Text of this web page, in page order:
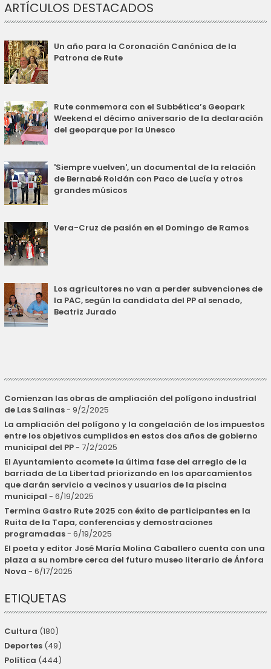
ARTÍCULOS DESTACADOS
Un año para la Coronación Canónica de la
Patrona de Rute
Rute conmemora con el Subbética’s Geopark
Weekend el décimo aniversario de la declaración
del geoparque por la Unesco
'Siempre vuelven', un documental de la relación
de Bernabé Roldán con Paco de Lucía y otros
grandes músicos
Vera-Cruz de pasión en el Domingo de Ramos
Los agricultores no van a perder subvenciones de
la PAC, según la candidata del PP al senado,
Beatriz Jurado
Comienzan las obras de ampliación del polígono industrial
de Las Salinas- 9/2/2025
La ampliación del polígono y la congelación de los impuestos
entre los objetivos cumplidos en estos dos años de gobierno
municipal del PP- 7/2/2025
El Ayuntamiento acomete la última fase del arreglo de la
barriada de La Libertad priorizando en los aparcamientos
que darán servicio a vecinos y usuarios de la piscina
municipal - 6/19/2025
Termina Gastro Rute 2025 con éxito de participantes en la
Ruita de la Tapa, conferencias y demostraciones
programadas- 6/19/2025
El poeta y editor José María Molina Caballero cuenta con una
plaza a su nombre cerca del futuro museo literario de Ánfora
Nova - 6/17/2025
ETIQUETAS
Cultura (180)
Deportes (49)
Política (444)